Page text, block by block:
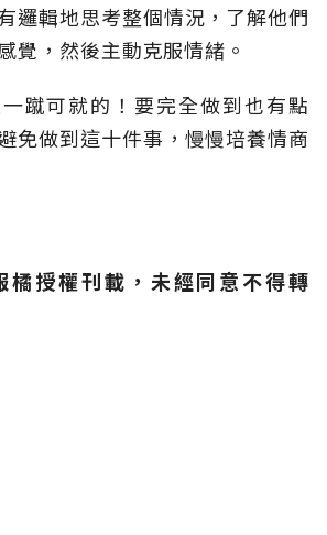
邏輯地思考整個情況，了解他們
覺，然後主動克服情緒。
蹴可就的！要完全做到也有點
免做到這十件事，慢慢培養情商
橘授權刊載，未經同意不得轉